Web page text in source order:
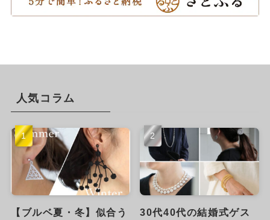
人気コラム
【ブルベ夏・冬】似合う
30代40代の結婚式ゲス